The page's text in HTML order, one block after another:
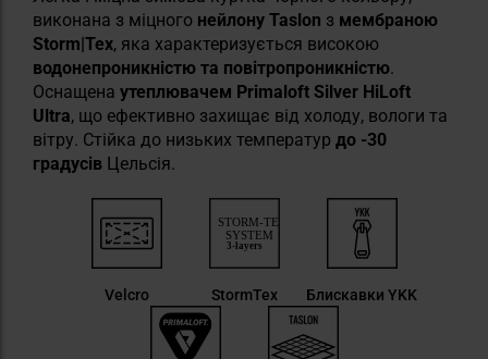
виконана з міцного нейлону Taslon з мембраною
Storm|Tex, яка характеризується високою
водонепроникністю та повітропроникністю.
Оснащена утеплювачем Primaloft Silver HiLoft
Ultra, що ефективно захищає від холоду, вологи та
вітру. Стійка до низьких температур до -30
градусів Цельсія.
Velcro StormTex Блискавки YKK